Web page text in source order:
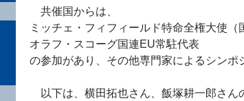
共催国からは、
ミッチェ・フィフィールド特命全権大使（
オラフ・スコーグ国連EU常駐代表
の参加があり、その他専門家によるシンポ
以下は、横田拓也さん、飯塚耕一郎さん